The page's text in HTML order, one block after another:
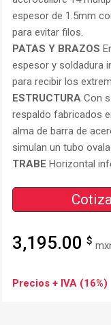
espesor de 1.5mm
para evitar filos.
PATAS Y BRAZOS
espesor y soldadura
para recibir los
ESTRUCTURA Con
respaldo fabricados
alma de barra de
simulan un tubo
TRABE Horizontal
3,195.00 $
Precios + IVA (16%)